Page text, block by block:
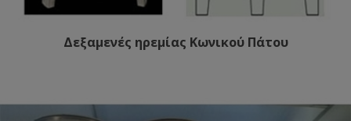
Δεξαμενές ηρεμίας Κωνικού Πάτου